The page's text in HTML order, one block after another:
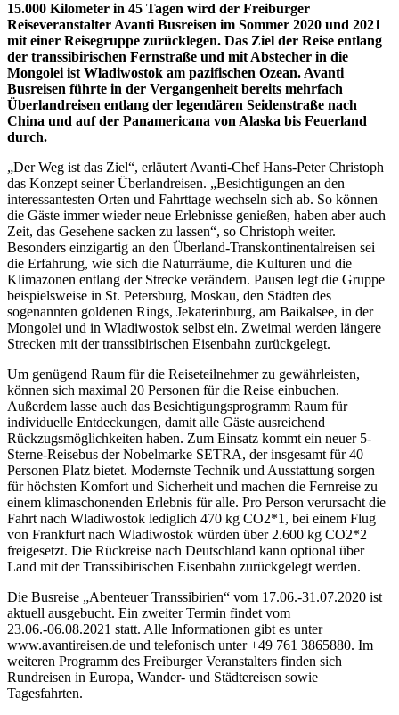
15.000 Kilometer in 45 Tagen wird der Freiburger
Reiseveranstalter Avanti Busreisen im Sommer 2020 und 2021
mit einer Reisegruppe zurücklegen. Das Ziel der Reise entlang
der transsibirischen Fernstraße und mit Abstecher in die
Mongolei ist Wladiwostok am pazifischen Ozean. Avanti
Busreisen führte in der Vergangenheit bereits mehrfach
Überlandreisen entlang der legendären Seidenstraße nach
China und auf der Panamericana von Alaska bis Feuerland
durch.
„Der Weg ist das Ziel“, erläutert Avanti-Chef Hans-Peter Christoph
das Konzept seiner Überlandreisen. „Besichtigungen an den
interessantesten Orten und Fahrttage wechseln sich ab. So können
die Gäste immer wieder neue Erlebnisse genießen, haben aber auch
Zeit, das Gesehene sacken zu lassen“, so Christoph weiter.
Besonders einzigartig an den Überland-Transkontinentalreisen sei
die Erfahrung, wie sich die Naturräume, die Kulturen und die
Klimazonen entlang der Strecke verändern. Pausen legt die Gruppe
beispielsweise in St. Petersburg, Moskau, den Städten des
sogenannten goldenen Rings, Jekaterinburg, am Baikalsee, in der
Mongolei und in Wladiwostok selbst ein. Zweimal werden längere
Strecken mit der transsibirischen Eisenbahn zurückgelegt.
Um genügend Raum für die Reiseteilnehmer zu gewährleisten,
können sich maximal 20 Personen für die Reise einbuchen.
Außerdem lasse auch das Besichtigungsprogramm Raum für
individuelle Entdeckungen, damit alle Gäste ausreichend
Rückzugsmöglichkeiten haben. Zum Einsatz kommt ein neuer 5-
Sterne-Reisebus der Nobelmarke SETRA, der insgesamt für 40
Personen Platz bietet. Modernste Technik und Ausstattung sorgen
für höchsten Komfort und Sicherheit und machen die Fernreise zu
einem klimaschonenden Erlebnis für alle. Pro Person verursacht die
Fahrt nach Wladiwostok lediglich 470 kg CO2*1, bei einem Flug
von Frankfurt nach Wladiwostok würden über 2.600 kg CO2*2
freigesetzt. Die Rückreise nach Deutschland kann optional über
Land mit der Transsibirischen Eisenbahn zurückgelegt werden.
Die Busreise „Abenteuer Transsibirien“ vom 17.06.-31.07.2020 ist
aktuell ausgebucht. Ein zweiter Termin findet vom
23.06.-06.08.2021 statt. Alle Informationen gibt es unter
www.avantireisen.de und telefonisch unter +49 761 3865880. Im
weiteren Programm des Freiburger Veranstalters finden sich
Rundreisen in Europa, Wander- und Städtereisen sowie
Tagesfahrten.